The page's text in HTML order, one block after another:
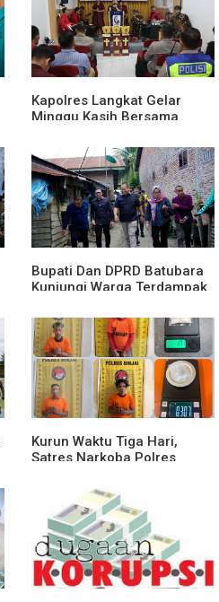
Kapolres Langkat Gelar
Minggu Kasih Bersama
Bupati Dan DPRD Batubara
Kunjungi Warga Terdampak
Kurun Waktu Tiga Hari,
Satres Narkoba Polres
Terduga Bandar Narkoba